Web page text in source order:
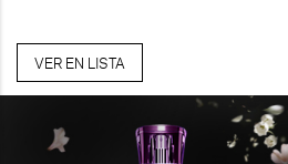
VER EN LISTA